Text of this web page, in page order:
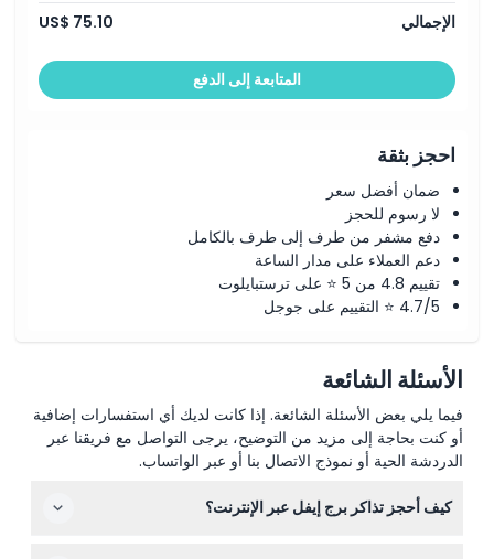
الإجمالي US$ 75.10
المتابعة إلى الدفع
احجز بثقة
ضمان أفضل سعر
لا رسوم للحجز
دفع مشفر من طرف إلى طرف بالكامل
دعم العملاء على مدار الساعة
تقييم 4.8 من 5 ⭐ على ترستبايلوت
4.7/5 ⭐ التقييم على جوجل
الأسئلة الشائعة
فيما يلي بعض الأسئلة الشائعة. إذا كانت لديك أي استفسارات إضافية
أو كنت بحاجة إلى مزيد من التوضيح، يرجى التواصل مع فريقنا عبر
الدردشة الحية أو نموذج الاتصال بنا أو عبر الواتساب.
كيف أحجز تذاكر برج إيفل عبر الإنترنت؟